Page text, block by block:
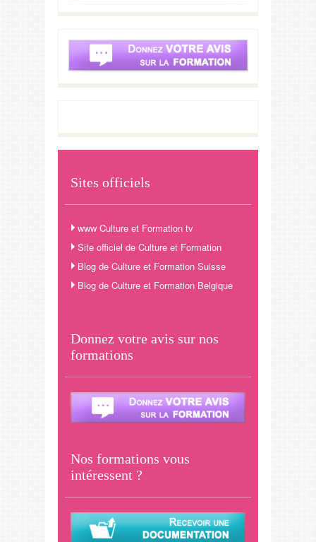
Sites officiels
www Culture et Formation tv
Site officiel de Culture et Formation
Blog de Culture et Formation Suisse
Blog de Culture et Formation Belgique
Donnez votre avis sur nos
formations
Nos formations vous
intéressent ?